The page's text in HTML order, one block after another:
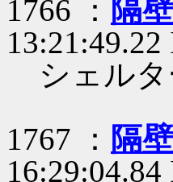
1766 ： 隔
シェル
1767 ： 隔